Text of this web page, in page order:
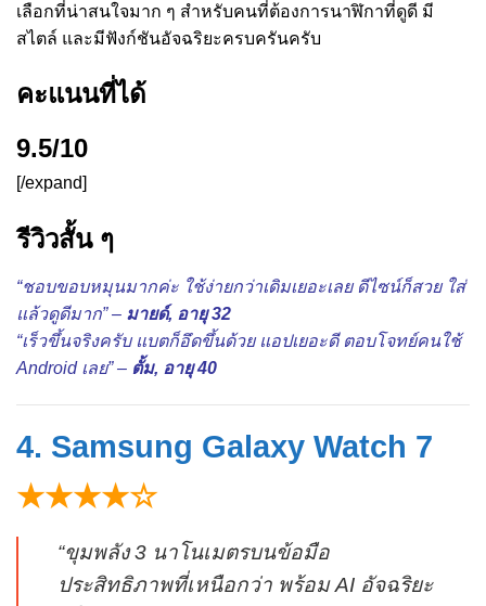
เลือกที่น่าสนใจมาก ๆ สำหรับคนที่ต้องการนาฬิกาที่ดูดี มี
สไตล์ และมีฟังก์ชันอัจฉริยะครบครันครับ
คะแนนที่ได้
9.5/10
[/expand]
รีวิวสั้น ๆ
“ชอบขอบหมุนมากค่ะ ใช้ง่ายกว่าเดิมเยอะเลย ดีไซน์ก็สวย ใส่
แล้วดูดีมาก” – มายด์, อายุ 32
“เร็วขึ้นจริงครับ แบตก็อึดขึ้นด้วย แอปเยอะดี ตอบโจทย์คนใช้
Android เลย” – ตั้ม, อายุ 40
4. Samsung Galaxy Watch 7
★★★★☆
“ขุมพลัง 3 นาโนเมตรบนข้อมือ
ประสิทธิภาพที่เหนือกว่า พร้อม AI อัจฉริยะ